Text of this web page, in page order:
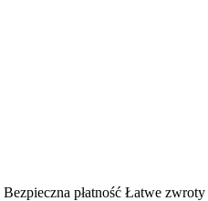
Bezpieczna płatność Łatwe zwroty